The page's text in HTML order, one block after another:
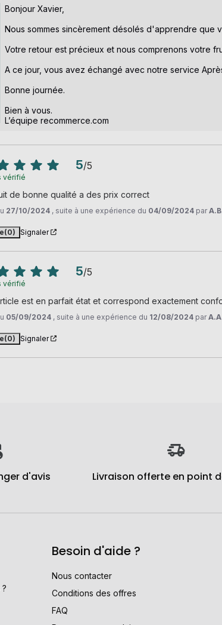
Bonjour Xavier,
Nous sommes sincèrement désolés d'apprendre que
Votre retour est précieux et nous comprenons votre
A ce jour, vous avez échangé avec notre service
Bonne journée.
Bien à vous.
L’équipe recommerce.com
5/5
vérifié
de bonne qualité a des prix correct
27/10/2024 , suite à une expérience du 04/09/2024 par
(0) Signaler
5/5
vérifié
est en parfait état et correspond exactement
05/09/2024 , suite à une expérience du 12/08/2024 par
(0) Signaler
d'avis Livraison offerte en point
Besoin d'aide ?
Nous contacter
Conditions des offres
FAQ